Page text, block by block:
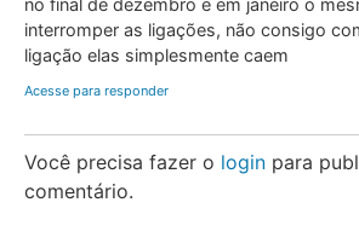
interromper as ligações, não consigo
ligação elas simplesmente caem
Acesse para responder
Você precisa fazer o login para
comentário.